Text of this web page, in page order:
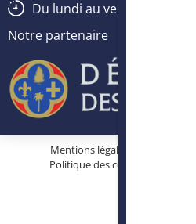
Du lundi au vendredi :
Notre partenaire
Mentions légales
Politique des cookies